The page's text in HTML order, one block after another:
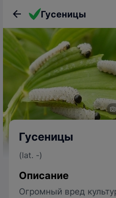
Гусеницы
Гусеницы
(lat. -)
Описание
Огромный вред